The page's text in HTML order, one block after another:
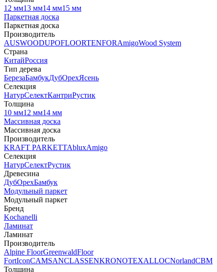
12 мм13 мм14 мм15 мм
Паркетная доска
Паркетная доска
Производитель
AUSWOODUPOFLOORTENFORAmigoWood System
Страна
КитайРоссия
Тип дерева
БерезаБамбукДубОрехЯсень
Селекция
НатурСелектКантриРустик
Толщина
10 мм12 мм14 мм
Массивная доска
Массивная доска
Производитель
KRAFT PARKETTAbluxAmigo
Селекция
НатурСелектРустик
Древесина
ДубОрехБамбук
Модульный паркет
Модульный паркет
Бренд
Kochanelli
Ламинат
Ламинат
Производитель
Alpine FloorGreenwaldFloor
FortIconCAMSANCLASSENKRONOTEXALLOCNorlandCBM
Толщина